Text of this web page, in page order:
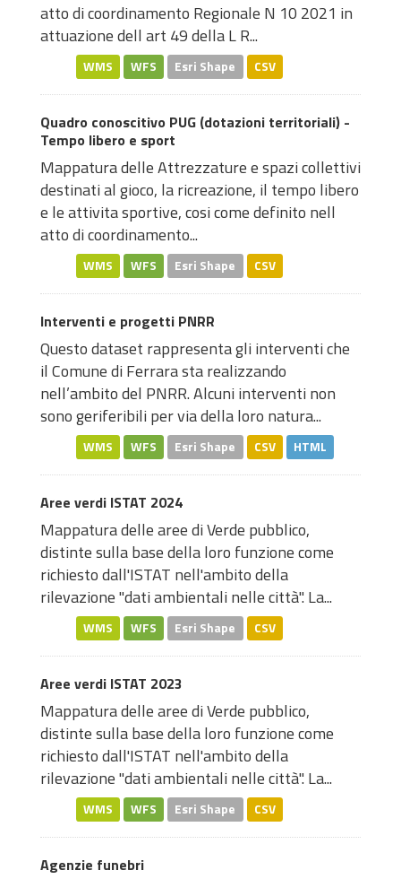
atto di coordinamento Regionale N 10 2021 in
attuazione dell art 49 della L R...
WMS WFS Esri Shape CSV
Quadro conoscitivo PUG (dotazioni territoriali) -
Tempo libero e sport
Mappatura delle Attrezzature e spazi collettivi
destinati al gioco, la ricreazione, il tempo libero
e le attivita sportive, cosi come definito nell
atto di coordinamento...
WMS WFS Esri Shape CSV
Interventi e progetti PNRR
Questo dataset rappresenta gli interventi che
il Comune di Ferrara sta realizzando
nell’ambito del PNRR. Alcuni interventi non
sono geriferibili per via della loro natura...
WMS WFS Esri Shape CSV HTML
Aree verdi ISTAT 2024
Mappatura delle aree di Verde pubblico,
distinte sulla base della loro funzione come
richiesto dall'ISTAT nell'ambito della
rilevazione "dati ambientali nelle città". La...
WMS WFS Esri Shape CSV
Aree verdi ISTAT 2023
Mappatura delle aree di Verde pubblico,
distinte sulla base della loro funzione come
richiesto dall'ISTAT nell'ambito della
rilevazione "dati ambientali nelle città". La...
WMS WFS Esri Shape CSV
Agenzie funebri